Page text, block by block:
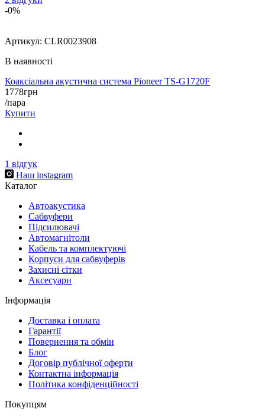
-0%
Артикул: CLR0023908
В наявності
Коаксіальна акустична система Pioneer TS-G1720F
1778грн
/пара
Купити
1 відгук
Наш instagram
Каталог
Автоакустика
Cабвуфери
Підсилювачі
Автомагнітоли
Кабель та комплектуючі
Корпуси для сабвуферів
Захисні сітки
Аксесуари
Інформація
Доставка і оплата
Гарантії
Повернення та обмін
Блог
Договір публічної оферти
Контактна інформація
Політика конфіденційності
Покупцям